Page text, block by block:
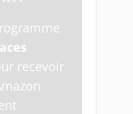
recevoir